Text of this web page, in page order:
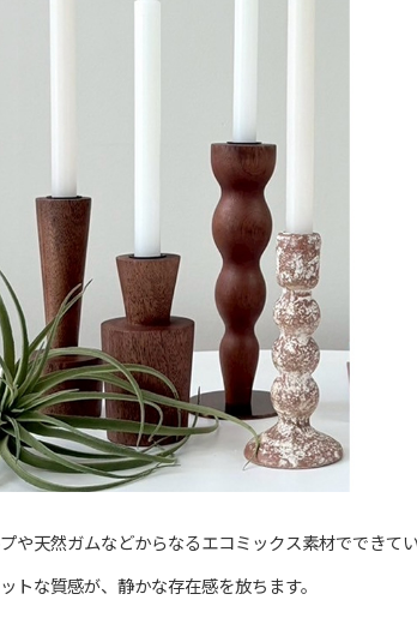
や天然ガムなどからなるエコミックス素材でできて
トな質感が、静かな存在感を放ちます。